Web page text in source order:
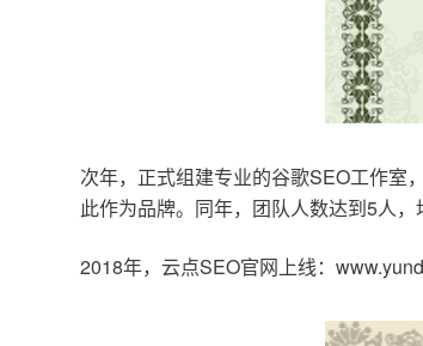
次年，正式组建专业的谷歌SEO工作室
此作为品牌。同年，团队人数达到5人，
2018年，云点SEO官网上线：